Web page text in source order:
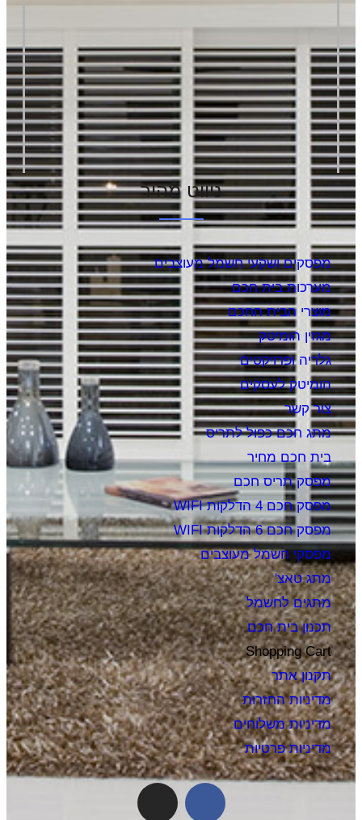
ניווט מהיר
מפסקים ושקעי חשמל מעוצבים
מערכות בית חכם
מוצרי הבית החכם
מגזין הומיטק
גלריה ופרויקטים
הומיטק לעסקים
צור קשר
מתג חכם כפול לתריס
בית חכם מחיר
מפסק תריס חכם
מפסק חכם 4 הדלקות WIFI
מפסק חכם 6 הדלקות WIFI
מפסקי חשמל מעוצבים
מתג טאצ'
מתגים לחשמל
תכנון בית חכם
Shopping Cart
תקנון אתר
מדיניות החזרות
מדיניות משלוחים
מדיניות פרטיות